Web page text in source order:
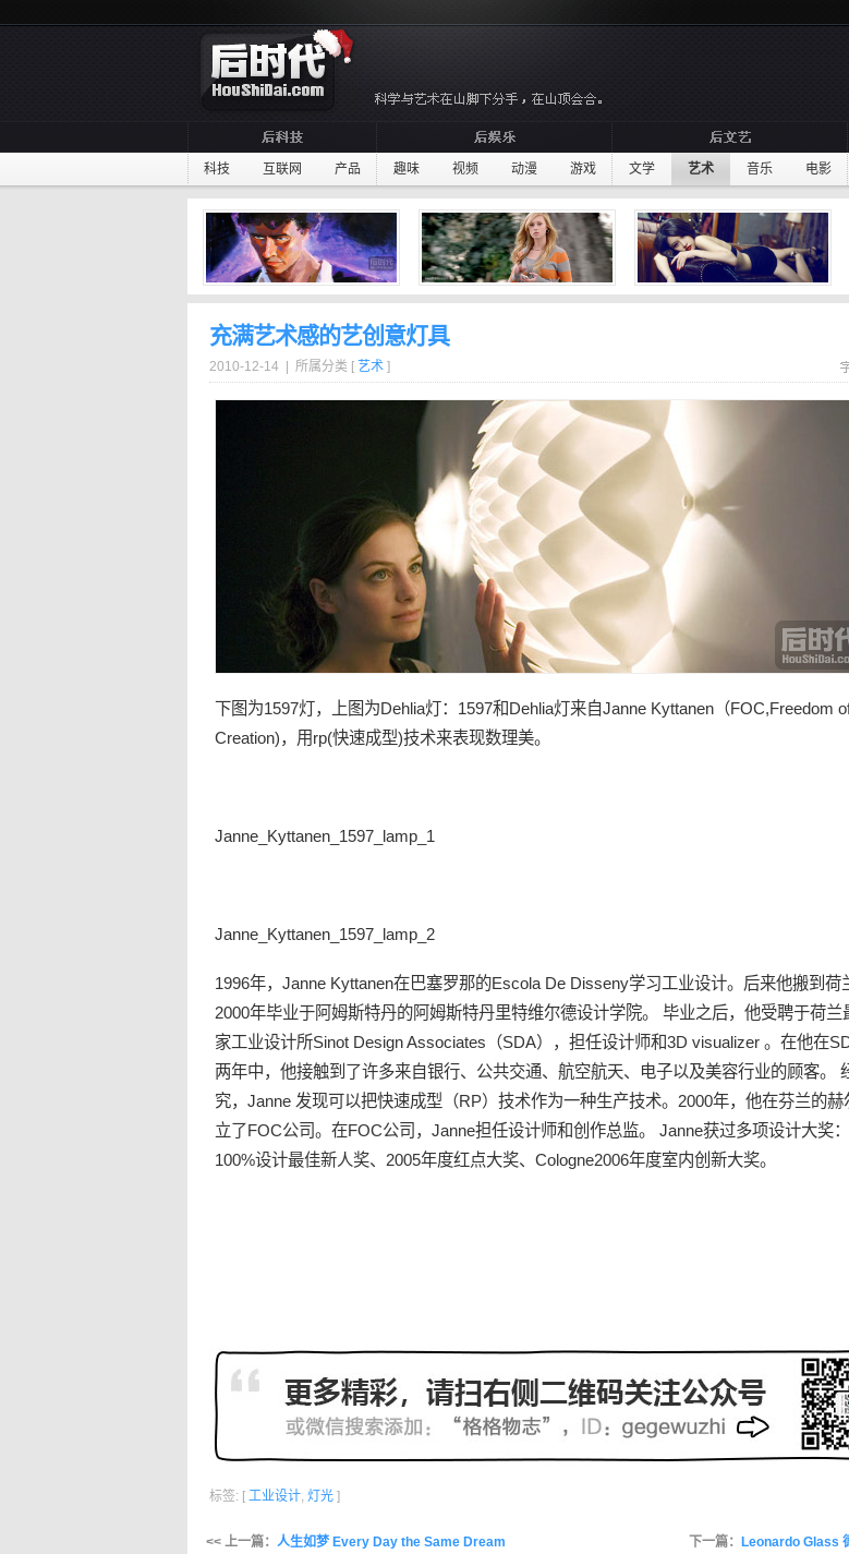
科技 互联网 产品 趣味 视频 动漫 游戏 文学 艺术 音乐 电影
充满艺术感的艺创意灯具
2010-12-14 | 所属分类 [ 艺术 ]
下图为1597灯，上图为Dehlia灯：1597和Dehlia灯来自Janne Kyttanen（FOC,Freedom
Creation)，用rp(快速成型)技术来表现数理美。
Janne_Kyttanen_1597_lamp_1
Janne_Kyttanen_1597_lamp_2
1996年，Janne Kyttanen在巴塞罗那的Escola De Disseny学习工业设计。后来他搬到荷
2000年毕业于阿姆斯特丹的阿姆斯特丹里特维尔德设计学院。 毕业之后，他受聘于荷兰
家工业设计所Sinot Design Associates（SDA），担任设计师和3D visualizer 。在他在
两年中，他接触到了许多来自银行、公共交通、航空航天、电子以及美容行业的顾客。
究，Janne 发现可以把快速成型（RP）技术作为一种生产技术。2000年，他在芬兰的赫
立了FOC公司。在FOC公司，Janne担任设计师和创作总监。 Janne获过多项设计大奖
100%设计最佳新人奖、2005年度红点大奖、Cologne2006年度室内创新大奖。
标签: [ 工业设计, 灯光 ]
<< 上一篇： 人生如梦 Every Day the Same Dream 下一篇： Leonardo Glass